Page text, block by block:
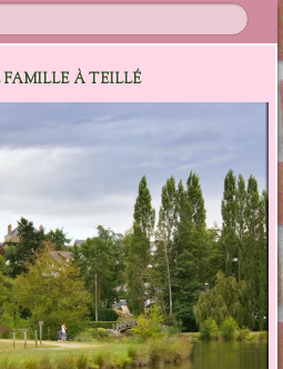
FAMILLE À TEILLÉ